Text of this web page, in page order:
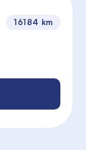
16184 km